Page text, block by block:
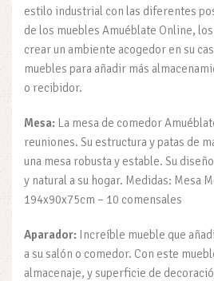
estilo industrial con las diferentes
de los muebles Amuéblate Online,
crear un ambiente acogedor en su
muebles para añadir más
o recibidor.
Mesa: La mesa de comedor
reuniones. Su estructura y patas de
una mesa robusta y estable. Su
y natural a su hogar. Medidas: Mesa
194x90x75cm – 10 comensales
Aparador: Increíble mueble que
a su salón o comedor. Con este
almacenaje, y superficie de